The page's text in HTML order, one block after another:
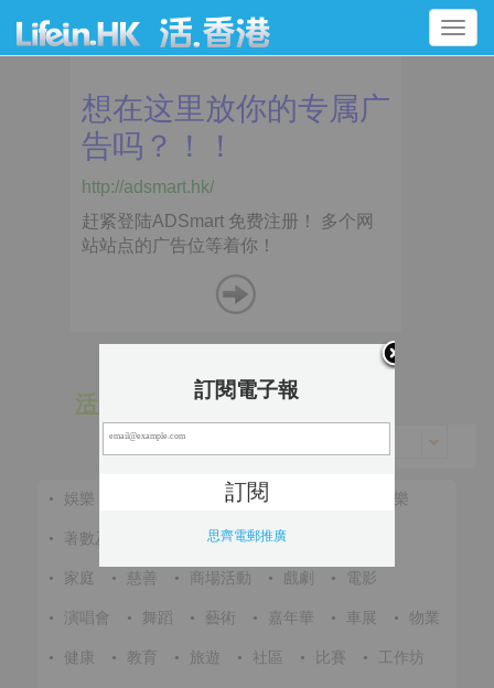
Toggle
navigation
活 動
• 娛樂 • 節慶 音樂
• 著數及優惠 • 體育 •
• 家庭 • 慈善 • 商場活動 • 戲劇 • 電影
• 演唱會 • 舞蹈 • 藝術 • 嘉年華 • 車展 • 物業
• 健康 • 教育 • 旅遊 • 社區 • 比賽 • 工作坊
訂閱電子報
思齊電郵推廣